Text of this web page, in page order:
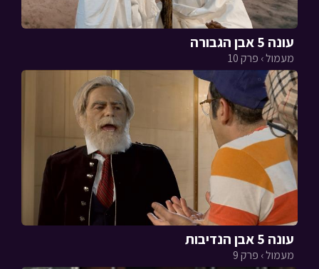
עונה 5 אבן הגבורה
מעמול › פרק 10
עונה 5 אבן הנדיבות
מעמול › פרק 9